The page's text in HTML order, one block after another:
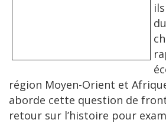
région Moyen-Orient et
aborde cette question de
retour sur l’histoire pour